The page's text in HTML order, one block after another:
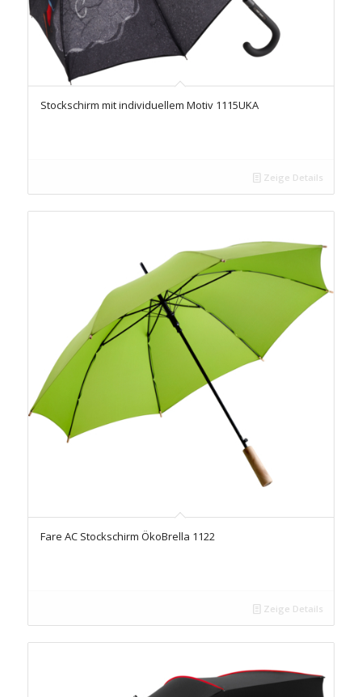
Stockschirm mit individuellem Motiv 1115UKA
Zeige Details
Fare AC Stockschirm ÖkoBrella 1122
Zeige Details